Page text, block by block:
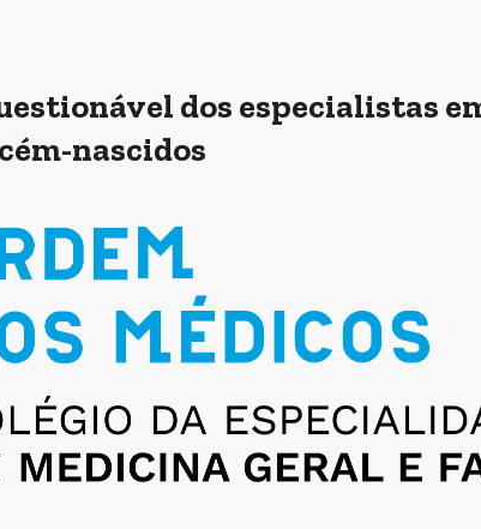
dos especialistas
nascidos